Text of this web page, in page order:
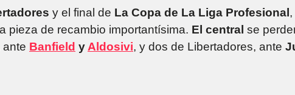
y el final de La Copa de La Liga Profesional,
pieza de recambio importantísima. El central se
ante Banfield y Aldosivi, y dos de Libertadores, ante